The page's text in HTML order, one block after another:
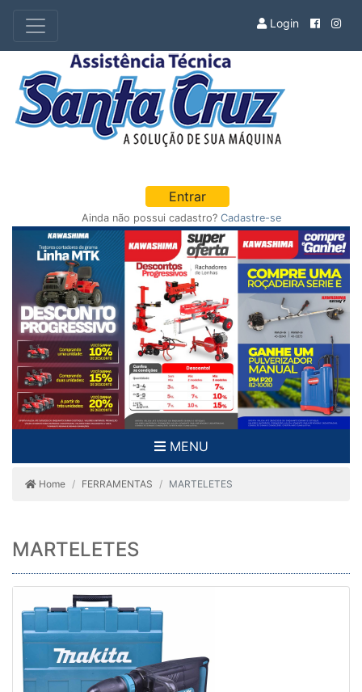
Login
Entrar
Ainda não possui cadastro? Cadastre-se
MENU
Home FERRAMENTAS MARTELETES
MARTELETES